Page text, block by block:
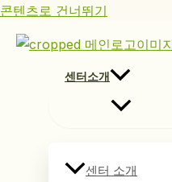
콘텐츠로 건너뛰기
센터소개
센터 소개